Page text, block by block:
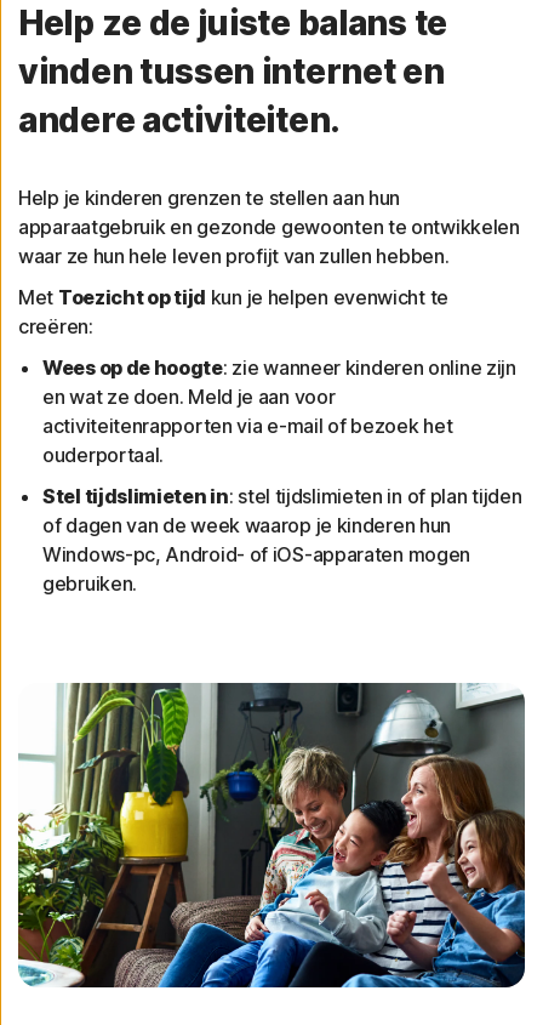
Help ze de juiste balans te
vinden tussen internet en
andere activiteiten.
Help je kinderen grenzen te stellen aan hun
apparaatgebruik en gezonde gewoonten te ontwikkelen
waar ze hun hele leven profijt van zullen hebben.
Met Toezicht op tijd kun je helpen evenwicht te
creëren:
Wees op de hoogte: zie wanneer kinderen online zijn
en wat ze doen. Meld je aan voor
activiteitenrapporten via e-mail of bezoek het
ouderportaal.
Stel tijdslimieten in: stel tijdslimieten in of plan tijden
of dagen van de week waarop je kinderen hun
Windows-pc, Android- of iOS-apparaten mogen
gebruiken.